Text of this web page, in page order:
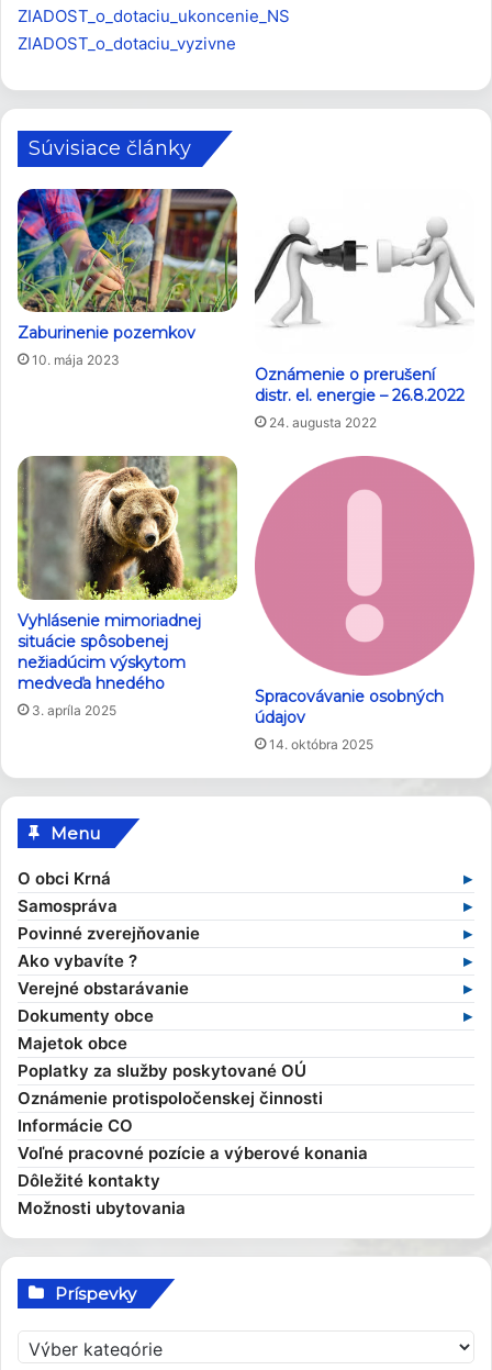
ZIADOST_o_dotaciu_ukoncenie_NS
ZIADOST_o_dotaciu_vyzivne
Súvisiace články
Zaburinenie pozemkov
10. mája 2023
Oznámenie o prerušení
distr. el. energie – 26.8.2022
24. augusta 2022
Vyhlásenie mimoriadnej
situácie spôsobenej
nežiadúcim výskytom
medveďa hnedého
3. apríla 2025
Spracovávanie osobných
údajov
14. októbra 2025
Menu
O obci Krná
Základné informácie
Profil obce
História obce
Obecné symboly
Kultúra
Zaujímavosti
Samospráva
Samospráva v súčasnosti
Obecný úrad
Starosta obce
Zamestnanci obce
Hlavný kontrolór
Obecní poslanci a komisie
Zasadnutia OcZ
Povinné zverejňovanie
Zmluvy
Faktúry
Objednávky
Ako vybavíte ?
Stavebný poriadok
Výruby drevín
Dane a poplatky
Evidencia obyvateľov
Overovanie dokumentov
Sťažnosti a žiadosti
Sociálna pomoc
Elektronické služby
Verejné obstarávanie
Verejné obstarávania
Profil verejného obstarávateľa
Dokumenty obce
Kompetencie obce
Všeobecné záväzné nariadenia
Ekonomické dokumenty
Rozpočet obce
Rozvojové dokumenty
Smernice
Majetok obce
Poplatky za služby poskytované OÚ
Oznámenie protispoločenskej činnosti
Informácie CO
Voľné pracovné pozície a výberové konania
Dôležité kontakty
Možnosti ubytovania
Príspevky
r